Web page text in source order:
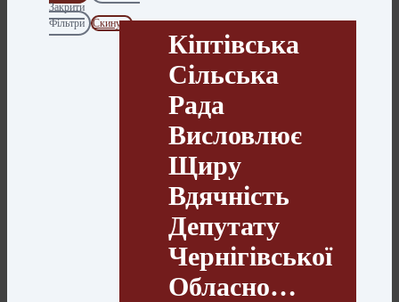
Закрити
Фільтри
Скинути
Кіптівська
Сільська
Рада
Висловлює
Щиру
Вдячність
Депутату
Чернігівської
Обласно…